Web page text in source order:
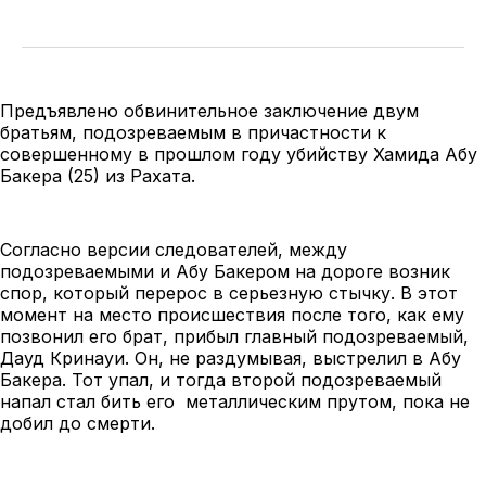
Предъявлено обвинительное заключение двум
братьям, подозреваемым в причастности к
совершенному в прошлом году убийству Хамида Абу
Бакера (25) из Рахата.
Согласно версии следователей, между
подозреваемыми и Абу Бакером на дороге возник
спор, который перерос в серьезную стычку. В этот
момент на место происшествия после того, как ему
позвонил его брат, прибыл главный подозреваемый,
Дауд Кринауи. Он, не раздумывая, выстрелил в Абу
Бакера. Тот упал, и тогда второй подозреваемый
напал стал бить его металлическим прутом, пока не
добил до смерти.